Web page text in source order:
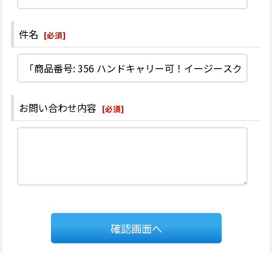
件名 [必須]
お問い合わせ内容 [必須]
確認画面へ